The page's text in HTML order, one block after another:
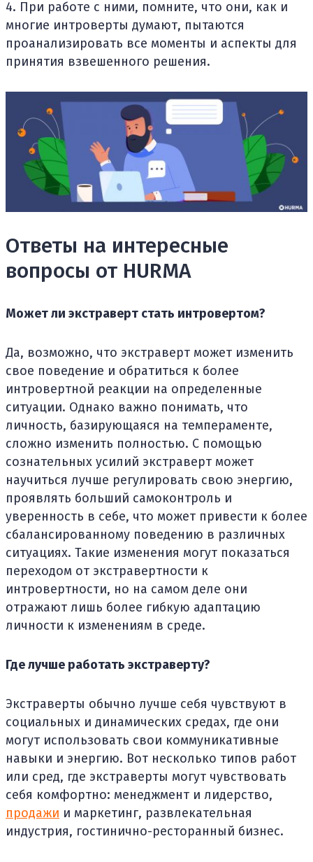
4. При работе с ними, помните, что они, как и
многие интроверты думают, пытаются
проанализировать все моменты и аспекты для
принятия взвешенного решения.
Ответы на интересные
вопросы от HURMA
Может ли экстраверт стать интровертом?
Да, возможно, что экстраверт может изменить
свое поведение и обратиться к более
интровертной реакции на определенные
ситуации. Однако важно понимать, что
личность, базирующаяся на темпераменте,
сложно изменить полностью. С помощью
сознательных усилий экстраверт может
научиться лучше регулировать свою энергию,
проявлять больший самоконтроль и
уверенность в себе, что может привести к более
сбалансированному поведению в различных
ситуациях. Такие изменения могут показаться
переходом от экстравертности к
интровертности, но на самом деле они
отражают лишь более гибкую адаптацию
личности к изменениям в среде.
Где лучше работать экстраверту?
Экстраверты обычно лучше себя чувствуют в
социальных и динамических средах, где они
могут использовать свои коммуникативные
навыки и энергию. Вот несколько типов работ
или сред, где экстраверты могут чувствовать
себя комфортно: менеджмент и лидерство,
продажи и маркетинг, развлекательная
индустрия, гостинично-ресторанный бизнес.